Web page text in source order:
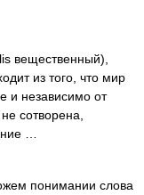
вещественный),
из того, что мир
и независимо от
сотворена,
…
понимании слова